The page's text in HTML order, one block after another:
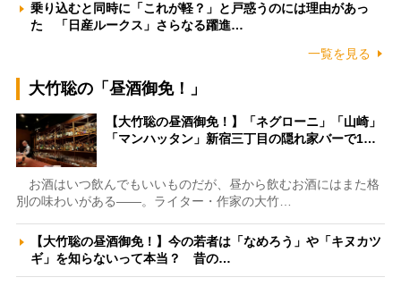
乗り込むと同時に「これが軽？」と戸惑うのには理由があっ
た 「日産ルークス」さらなる躍進…
一覧を見る
大竹聡の「昼酒御免！」
【大竹聡の昼酒御免！】「ネグローニ」「山崎」
「マンハッタン」新宿三丁目の隠れ家バーで1…
お酒はいつ飲んでもいいものだが、昼から飲むお酒にはまた格
別の味わいがある――。ライター・作家の大竹…
【大竹聡の昼酒御免！】今の若者は「なめろう」や「キヌカツ
ギ」を知らないって本当？ 昔の…